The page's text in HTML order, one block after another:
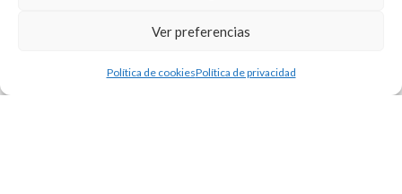
Ver preferencias
Política de cookiesPolítica de privacidad